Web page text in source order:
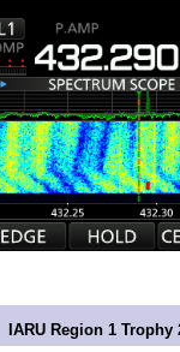
IARU Region 1 Trophy